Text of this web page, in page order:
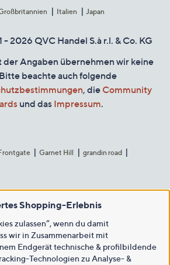
Italien Japan
2026 QVC Handel S.à r.l. & Co. KG
der Angaben übernehmen wir keine
beachte auch folgende
, die Community
und das Impressum.
Garnet Hill
grandin road
Shopping-Erlebnis
zulassen“, wenn du damit
wir in Zusammenarbeit mit
Endgerät technische & profilbildende
Technologien zu Analyse- &